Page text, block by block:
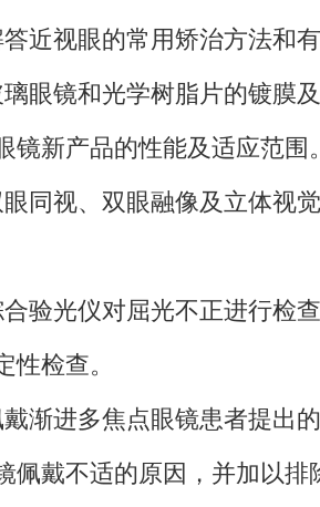
视眼的常用矫治方法和
镜和光学树脂片的镀膜
镜新产品的性能及适应范围
视、双眼融像及立体视
光仪对屈光不正进行检
性检查。
进多焦点眼镜患者提出
佩戴不适的原因，并加以排